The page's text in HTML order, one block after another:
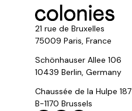
21 rue de Bruxelles
75009 Paris, France
Schönhauser Allee 106
10439 Berlin, Germany
Chaussée de la Hulpe 187
B-1170 Brussels